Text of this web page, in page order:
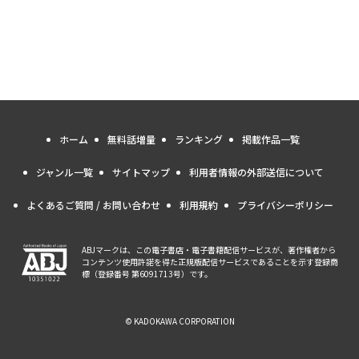
ホーム 無料話増量 ランキング 掲載作品一覧
ジャンル一覧 サイトマップ 利用者情報の外部送信について
よくあるご質問 / お問い合わせ 利用規約 プライバシーポリシー
ABJマークは、この電子書店・電子書籍配信サービスが、著作権者から
コンテンツ使用許諾を得た正規版配信サービスであることを示す登録商
標（登録番号 第6091713号）です。
© KADOKAWA CORPORATION